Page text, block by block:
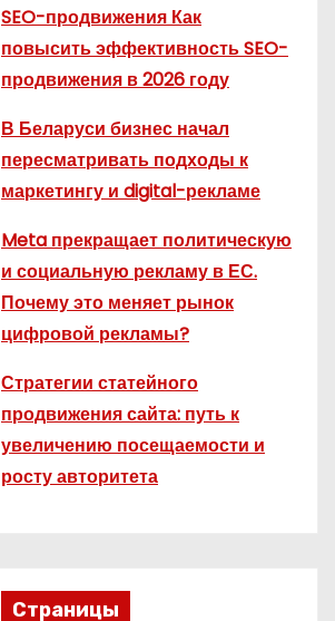
SEO-продвижения Как
повысить эффективность SEO-
продвижения в 2026 году
В Беларуси бизнес начал
пересматривать подходы к
маркетингу и digital-рекламе
Meta прекращает политическую
и социальную рекламу в ЕС.
Почему это меняет рынок
цифровой рекламы?
Стратегии статейного
продвижения сайта: путь к
увеличению посещаемости и
росту авторитета
Страницы